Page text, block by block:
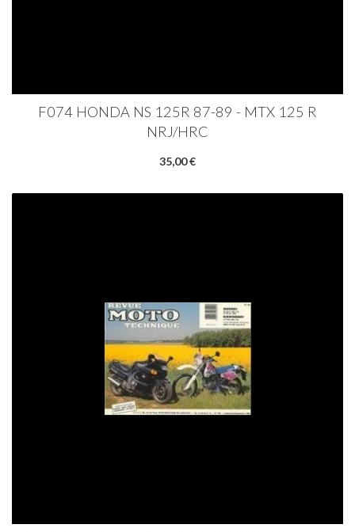
F074 HONDA NS 125R 87-89 - MTX 125 R
NRJ/HRC
35,00 €